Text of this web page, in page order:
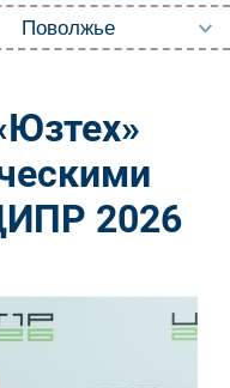
2026